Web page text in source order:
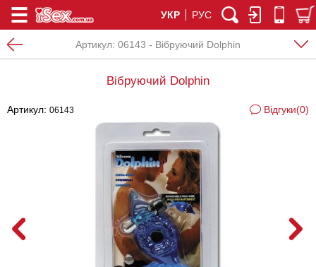
УКР РУС
Артикул: 06143 - Вібруючий Dolphin
Вібруючий Dolphin
Артикул: 06143 Відгуки(0)